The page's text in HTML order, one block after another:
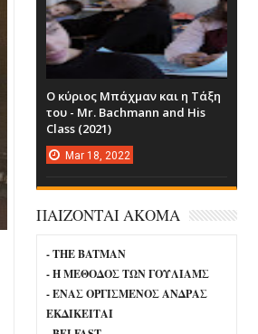
Ο κύριος Μπάχμαν και η Τάξη
του - Mr. Bachmann and His
Class (2021)
Mar 18, 2022
ΠΑΙΖΟΝΤΑΙ ΑΚΟΜΑ
- THE BATMAN
- Η ΜΕΘΟΔΟΣ ΤΩΝ ΓΟΥΛΙΑΜΣ
- ΕΝΑΣ ΟΡΓΙΣΜΕΝΟΣ ΑΝΔΡΑΣ
ΕΚΔΙΚΕΙΤΑΙ